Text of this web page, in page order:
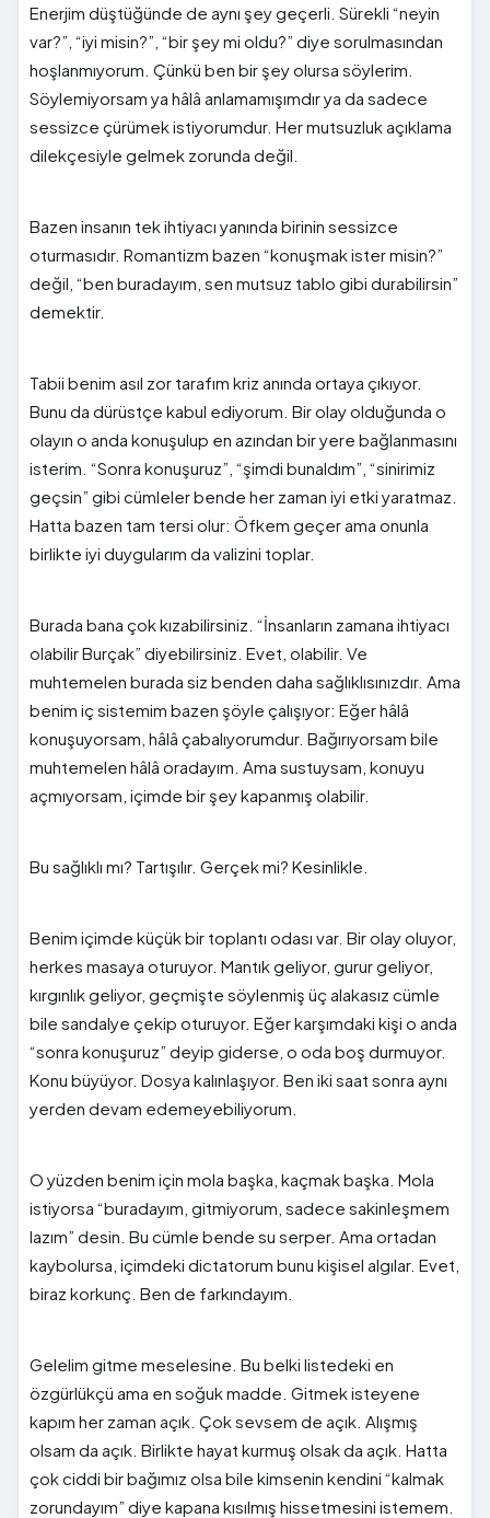
Enerjim düştüğünde de aynı şey geçerli. Sürekli “neyin
var?”, “iyi misin?”, “bir şey mi oldu?” diye sorulmasından
hoşlanmıyorum. Çünkü ben bir şey olursa söylerim.
Söylemiyorsam ya hâlâ anlamamışımdır ya da sadece
sessizce çürümek istiyorumdur. Her mutsuzluk açıklama
dilekçesiyle gelmek zorunda değil.
Bazen insanın tek ihtiyacı yanında birinin sessizce
oturmasıdır. Romantizm bazen “konuşmak ister misin?”
değil, “ben buradayım, sen mutsuz tablo gibi durabilirsin”
demektir.
Tabii benim asıl zor tarafım kriz anında ortaya çıkıyor.
Bunu da dürüstçe kabul ediyorum. Bir olay olduğunda o
olayın o anda konuşulup en azından bir yere bağlanmasını
isterim. “Sonra konuşuruz”, “şimdi bunaldım”, “sinirimiz
geçsin” gibi cümleler bende her zaman iyi etki yaratmaz.
Hatta bazen tam tersi olur: Öfkem geçer ama onunla
birlikte iyi duygularım da valizini toplar.
Burada bana çok kızabilirsiniz. “İnsanların zamana ihtiyacı
olabilir Burçak” diyebilirsiniz. Evet, olabilir. Ve
muhtemelen burada siz benden daha sağlıklısınızdır. Ama
benim iç sistemim bazen şöyle çalışıyor: Eğer hâlâ
konuşuyorsam, hâlâ çabalıyorumdur. Bağırıyorsam bile
muhtemelen hâlâ oradayım. Ama sustuysam, konuyu
açmıyorsam, içimde bir şey kapanmış olabilir.
Bu sağlıklı mı? Tartışılır. Gerçek mi? Kesinlikle.
Benim içimde küçük bir toplantı odası var. Bir olay oluyor,
herkes masaya oturuyor. Mantık geliyor, gurur geliyor,
kırgınlık geliyor, geçmişte söylenmiş üç alakasız cümle
bile sandalye çekip oturuyor. Eğer karşımdaki kişi o anda
“sonra konuşuruz” deyip giderse, o oda boş durmuyor.
Konu büyüyor. Dosya kalınlaşıyor. Ben iki saat sonra aynı
yerden devam edemeyebiliyorum.
O yüzden benim için mola başka, kaçmak başka. Mola
istiyorsa “buradayım, gitmiyorum, sadece sakinleşmem
lazım” desin. Bu cümle bende su serper. Ama ortadan
kaybolursa, içimdeki dictatorum bunu kişisel algılar. Evet,
biraz korkunç. Ben de farkındayım.
Gelelim gitme meselesine. Bu belki listedeki en
özgürlükçü ama en soğuk madde. Gitmek isteyene
kapım her zaman açık. Çok sevsem de açık. Alışmış
olsam da açık. Birlikte hayat kurmuş olsak da açık. Hatta
çok ciddi bir bağımız olsa bile kimsenin kendini “kalmak
zorundayım” diye kapana kısılmış hissetmesini istemem.